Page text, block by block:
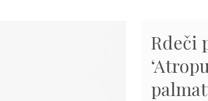
Rdeči